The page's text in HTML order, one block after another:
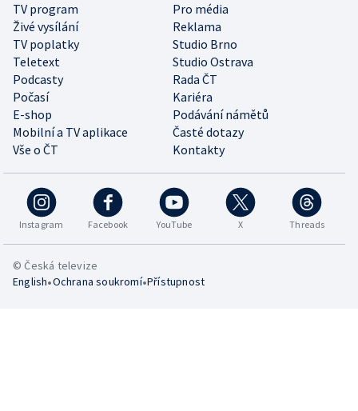
TV program
Pro média
Živé vysílání
Reklama
TV poplatky
Studio Brno
Teletext
Studio Ostrava
Podcasty
Rada ČT
Počasí
Kariéra
E-shop
Podávání námětů
Mobilní a TV aplikace
Časté dotazy
Vše o ČT
Kontakty
Instagram Facebook YouTube X Threads
© Česká televize
English•Ochrana soukromí•Přístupnost